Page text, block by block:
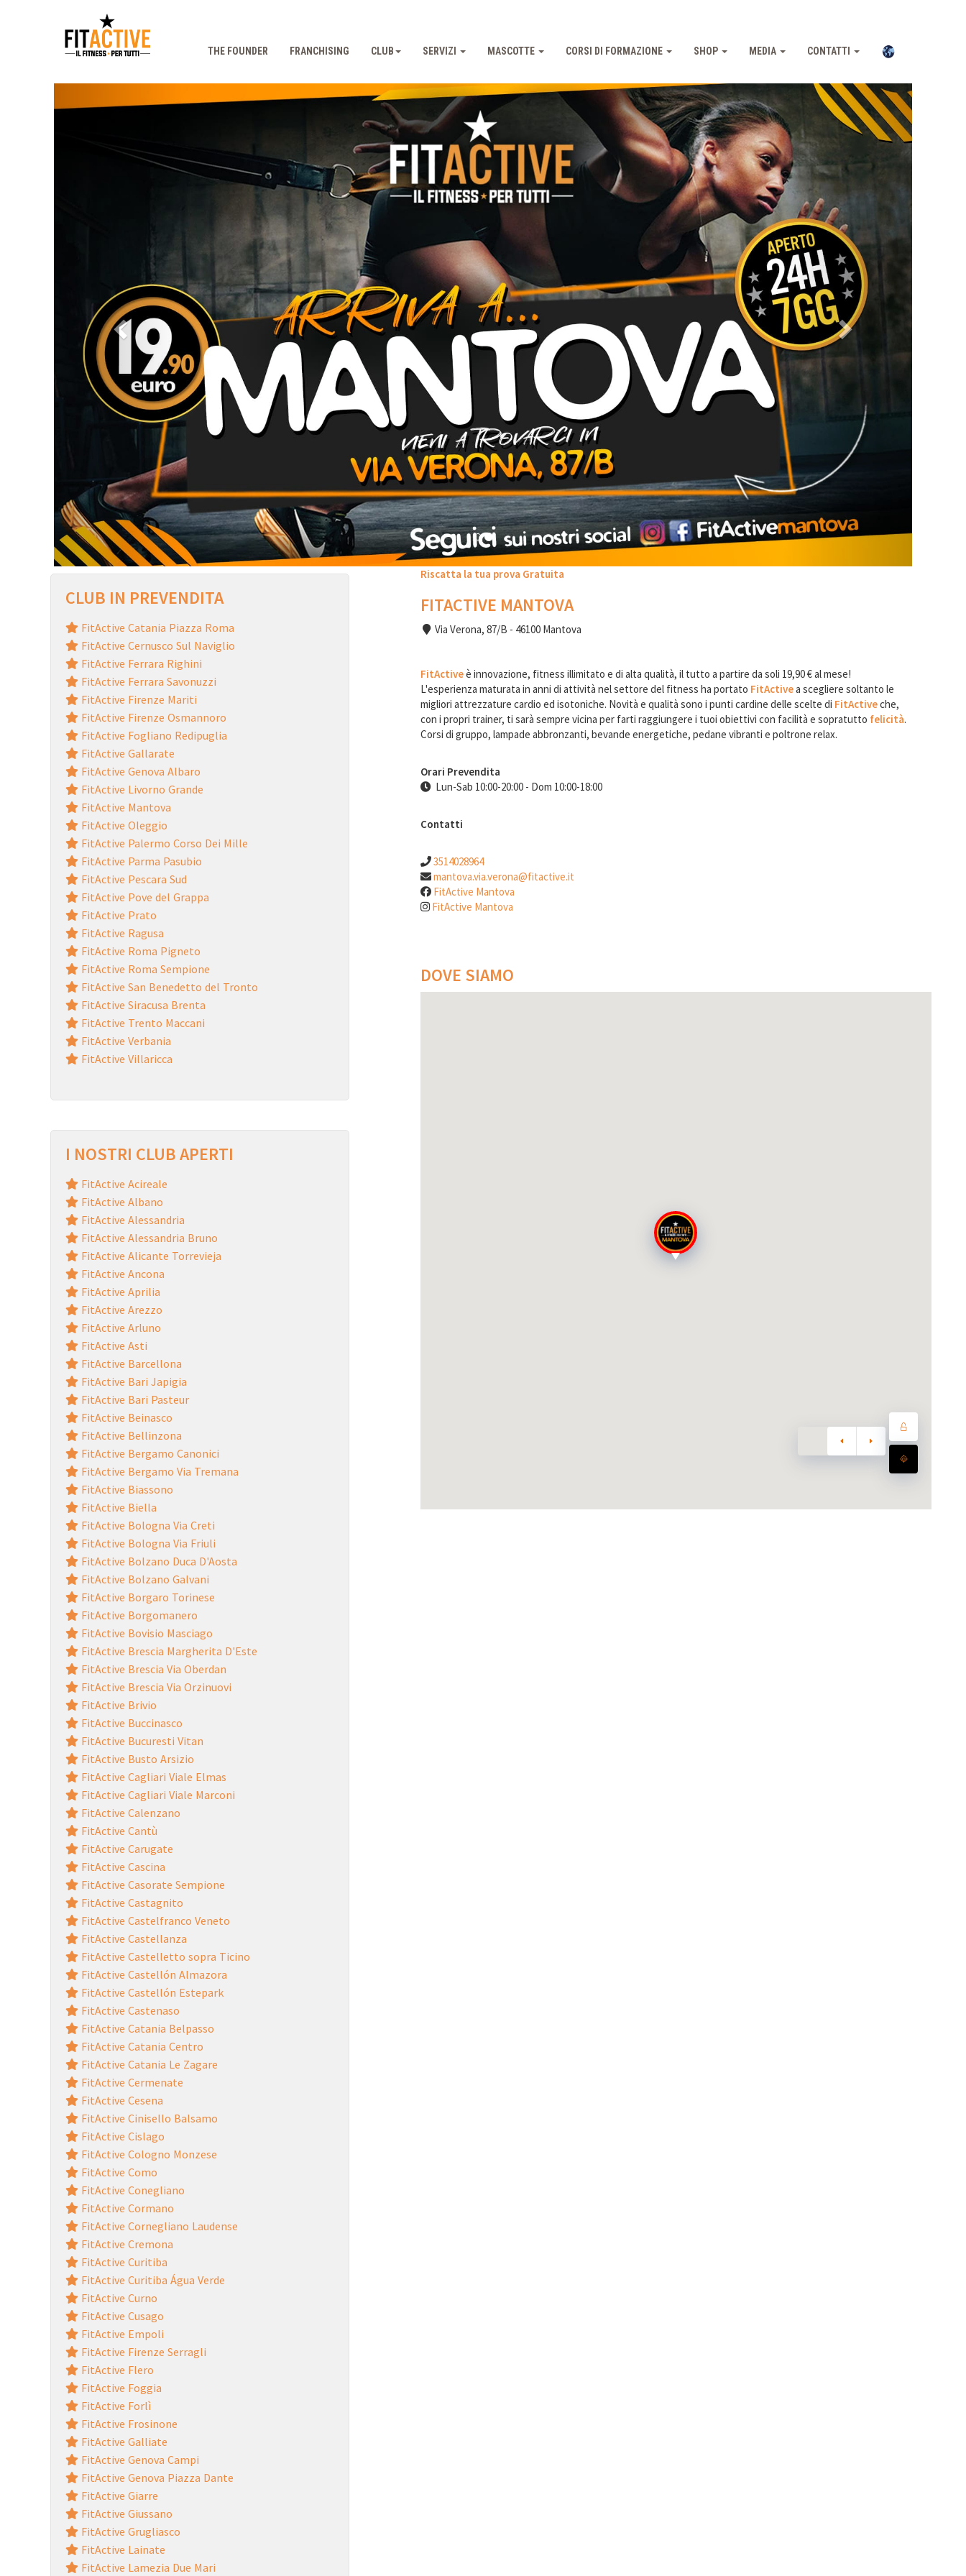
THE FOUNDER FRANCHISING CLUB SERVIZI MASCOTTE CORSI DI FORMAZIONE SHOP MEDIA CONTATTI
Pross
CLUB IN PREVENDITA
FitActive Catania Piazza Roma
FitActive Cernusco Sul Naviglio
FitActive Ferrara Righini
FitActive Ferrara Savonuzzi
FitActive Firenze Mariti
FitActive Firenze Osmannoro
FitActive Fogliano Redipuglia
FitActive Gallarate
FitActive Genova Albaro
FitActive Livorno Grande
FitActive Mantova
FitActive Oleggio
FitActive Palermo Corso Dei Mille
FitActive Parma Pasubio
FitActive Pescara Sud
FitActive Pove del Grappa
FitActive Prato
FitActive Ragusa
FitActive Roma Pigneto
FitActive Roma Sempione
FitActive San Benedetto del Tronto
FitActive Siracusa Brenta
FitActive Trento Maccani
FitActive Verbania
FitActive Villaricca
I NOSTRI CLUB APERTI
FitActive Acireale
FitActive Albano
FitActive Alessandria
FitActive Alessandria Bruno
FitActive Alicante Torrevieja
FitActive Ancona
FitActive Aprilia
FitActive Arezzo
FitActive Arluno
FitActive Asti
FitActive Barcellona
FitActive Bari Japigia
FitActive Bari Pasteur
FitActive Beinasco
FitActive Bellinzona
FitActive Bergamo Canonici
FitActive Bergamo Via Tremana
FitActive Biassono
FitActive Biella
FitActive Bologna Via Creti
FitActive Bologna Via Friuli
FitActive Bolzano Duca D'Aosta
FitActive Bolzano Galvani
FitActive Borgaro Torinese
FitActive Borgomanero
FitActive Bovisio Masciago
FitActive Brescia Margherita D'Este
FitActive Brescia Via Oberdan
FitActive Brescia Via Orzinuovi
FitActive Brivio
FitActive Buccinasco
FitActive Bucuresti Vitan
FitActive Busto Arsizio
FitActive Cagliari Viale Elmas
FitActive Cagliari Viale Marconi
FitActive Calenzano
FitActive Cantù
FitActive Carugate
FitActive Cascina
FitActive Casorate Sempione
FitActive Castagnito
FitActive Castelfranco Veneto
FitActive Castellanza
FitActive Castelletto sopra Ticino
FitActive Castellón Almazora
FitActive Castellón Estepark
FitActive Castenaso
FitActive Catania Belpasso
FitActive Catania Centro
FitActive Catania Le Zagare
FitActive Cermenate
FitActive Cesena
FitActive Cinisello Balsamo
FitActive Cislago
FitActive Cologno Monzese
FitActive Como
FitActive Conegliano
FitActive Cormano
FitActive Cornegliano Laudense
FitActive Cremona
FitActive Curitiba
FitActive Curitiba Água Verde
FitActive Curno
FitActive Cusago
FitActive Empoli
FitActive Firenze Serragli
FitActive Flero
FitActive Foggia
FitActive Forlì
FitActive Frosinone
FitActive Galliate
FitActive Genova Campi
FitActive Genova Piazza Dante
FitActive Giarre
FitActive Giussano
FitActive Grugliasco
FitActive Lainate
FitActive Lamezia Due Mari
Riscatta la tua prova Gratuita
FITACTIVE MANTOVA
Via Verona, 87/B - 46100 Mantova
FitActiveè innovazione, fitness illimitato e di alta qualità, il tutto a partire da soli 19,90 € al mese!
L'esperienza maturata in anni di attività nel settore del fitness ha portato FitActivea scegliere soltanto le
migliori attrezzature cardio ed isotoniche. Novità e qualità sono i punti cardine delle scelte di FitActiveche,
con i propri trainer, ti sarà sempre vicina per farti raggiungere i tuoi obiettivi con facilità e sopratutto felicità.
Corsi di gruppo, lampade abbronzanti, bevande energetiche, pedane vibranti e poltrone relax.
Orari Prevendita
Lun-Sab 10:00-20:00 - Dom 10:00-18:00
Contatti
3514028964
mantova.via.verona@fitactive.it
FitActive Mantova
FitActive Mantova
DOVE SIAMO